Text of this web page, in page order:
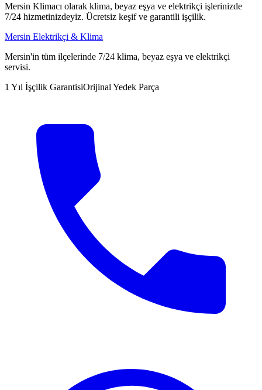
Mersin Klimacı olarak klima, beyaz eşya ve elektrikçi işlerinizde
7/24 hizmetinizdeyiz. Ücretsiz keşif ve garantili işçilik.
Mersin Elektrikçi & Klima
Mersin'in tüm ilçelerinde 7/24 klima, beyaz eşya ve elektrikçi
servisi.
1 Yıl İşçilik GarantisiOrijinal Yedek Parça